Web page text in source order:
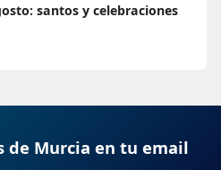
santos y celebraciones
de Murcia en tu email